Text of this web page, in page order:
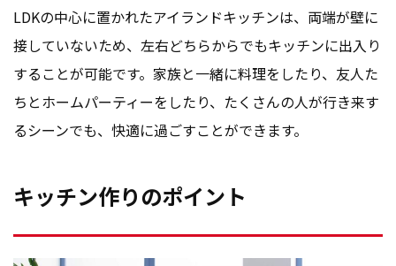
LDKの中心に置かれたアイランドキッチンは、両端が壁に
接していないため、左右どちらからでもキッチンに出入り
することが可能です。家族と一緒に料理をしたり、友人た
ちとホームパーティーをしたり、たくさんの人が行き来す
るシーンでも、快適に過ごすことができます。
キッチン作りのポイント